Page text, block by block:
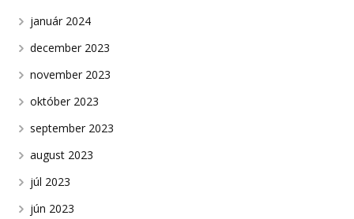
január 2024
december 2023
november 2023
október 2023
september 2023
august 2023
júl 2023
jún 2023